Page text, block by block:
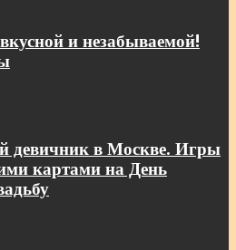
и незабываемой!
девичник в Москве. Игры
картами на День